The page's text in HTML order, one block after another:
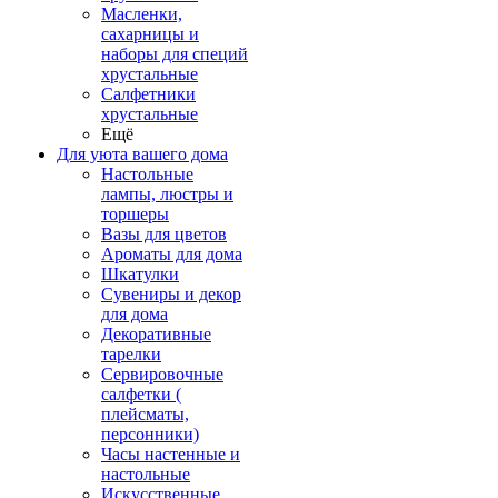
Масленки,
сахарницы и
наборы для специй
хрустальные
Салфетники
хрустальные
Ещё
Для уюта вашего дома
Настольные
лампы, люстры и
торшеры
Вазы для цветов
Ароматы для дома
Шкатулки
Сувениры и декор
для дома
Декоративные
тарелки
Сервировочные
салфетки (
плейсматы,
персонники)
Часы настенные и
настольные
Искусственные